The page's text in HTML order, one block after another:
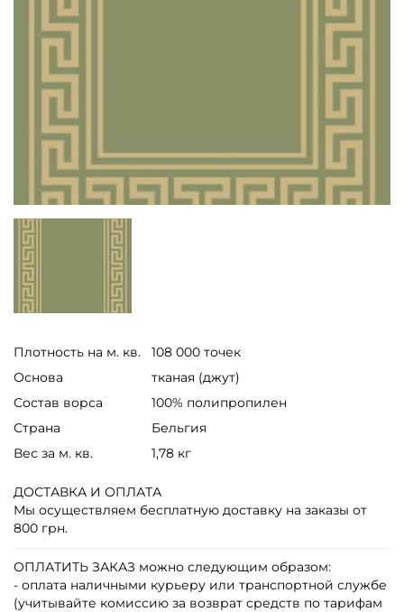
Плотность на м. кв.
108 000 точек
Основа
тканая (джут)
Состав ворса
100% полипропилен
Страна
Бельгия
Вес за м. кв.
1,78 кг
ДОСТАВКА И ОПЛАТА
Мы осуществляем бесплатную доставку на заказы от
800 грн.
ОПЛАТИТЬ ЗАКАЗ можно следующим образом:
- оплата наличными курьеру или транспортной службе
(учитывайте комиссию за возврат средств по тарифам